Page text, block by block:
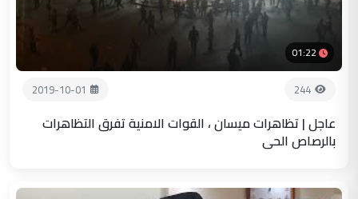
01:22
244
2019-10-01
عاجل | تظاهرات ميسان ، القوات الامنية تفرق التظاهرات
بالرصاص الحي